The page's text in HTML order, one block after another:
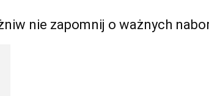
nie zapomnij o ważnych